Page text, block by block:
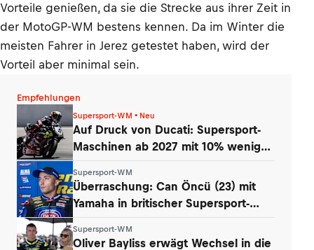
Vorteile genießen, da sie die Strecke aus ihrer Zeit in
der MotoGP-WM bestens kennen. Da im Winter die
meisten Fahrer in Jerez getestet haben, wird der
Vorteil aber minimal sein.
Empfehlungen
Supersport-WM • Neu
Auf Druck von Ducati: Supersport-
Maschinen ab 2027 mit 10% weniger
Supersport-WM
Überraschung: Can Öncü (23) mit
Yamaha in britischer Supersport-
Supersport-WM
Oliver Bayliss erwägt Wechsel in die